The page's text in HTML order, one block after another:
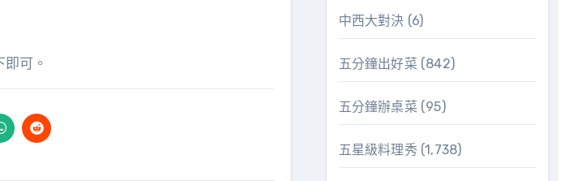
可。
中西大對決 (6)
五分鐘出好菜 (842)
五分鐘辦桌菜 (95)
五星級料理秀(1,738)